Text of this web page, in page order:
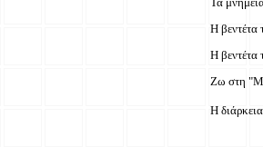
Η
Η βεντέτα
Ζω στη
Η